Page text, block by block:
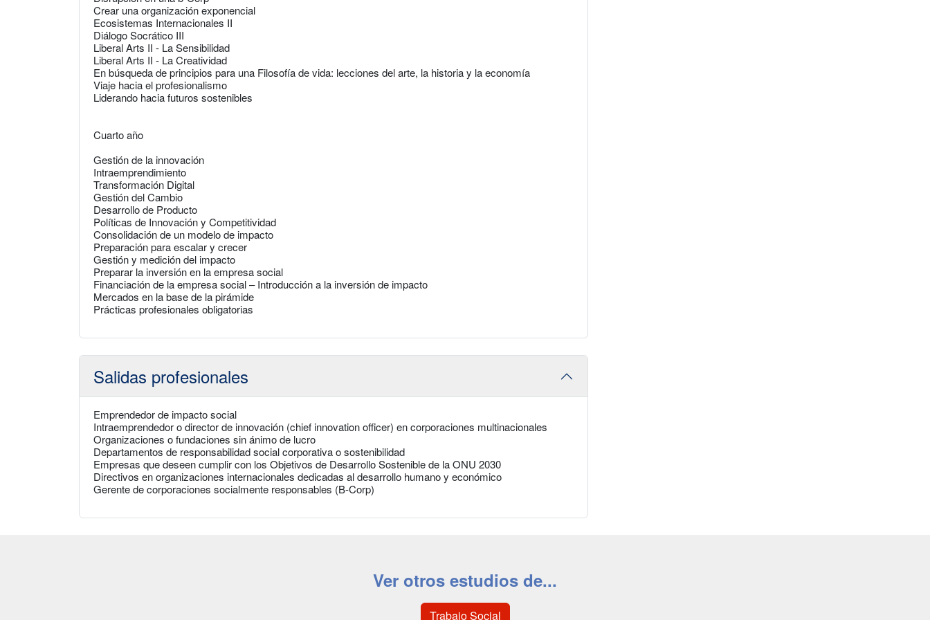
Crear una organización exponencial
Ecosistemas Internacionales II
Diálogo Socrático III
Liberal Arts II - La Sensibilidad
Liberal Arts II - La Creatividad
En búsqueda de principios para una Filosofía de vida: lecciones del arte, la historia y la economía
Viaje hacia el profesionalismo
Liderando hacia futuros sostenibles
Cuarto año
Gestión de la innovación
Intraemprendimiento
Transformación Digital
Gestión del Cambio
Desarrollo de Producto
Políticas de Innovación y Competitividad
Consolidación de un modelo de impacto
Preparación para escalar y crecer
Gestión y medición del impacto
Preparar la inversión en la empresa social
Financiación de la empresa social – Introducción a la inversión de impacto
Mercados en la base de la pirámide
Prácticas profesionales obligatorias
Salidas profesionales
Emprendedor de impacto social
Intraemprendedor o director de innovación (chief innovation officer) en corporaciones multinacionales
Organizaciones o fundaciones sin ánimo de lucro
Departamentos de responsabilidad social corporativa o sostenibilidad
Empresas que deseen cumplir con los Objetivos de Desarrollo Sostenible de la ONU 2030
Directivos en organizaciones internacionales dedicadas al desarrollo humano y económico
Gerente de corporaciones socialmente responsables (B-Corp)
Ver otros estudios de...
Trabajo Social